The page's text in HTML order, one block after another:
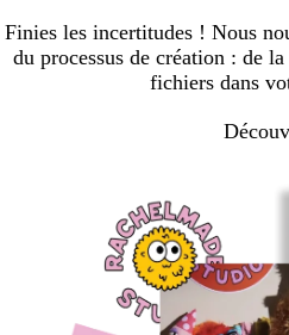
Finies les incertitudes ! Nous
du processus de création : de
fichiers dans